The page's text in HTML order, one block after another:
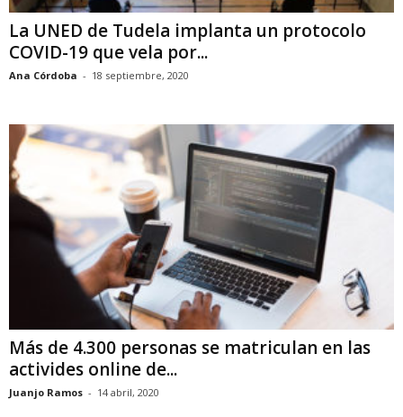
La UNED de Tudela implanta un protocolo
COVID-19 que vela por...
Ana Córdoba - 18 septiembre, 2020
Más de 4.300 personas se matriculan en las
activides online de...
Juanjo Ramos - 14 abril, 2020